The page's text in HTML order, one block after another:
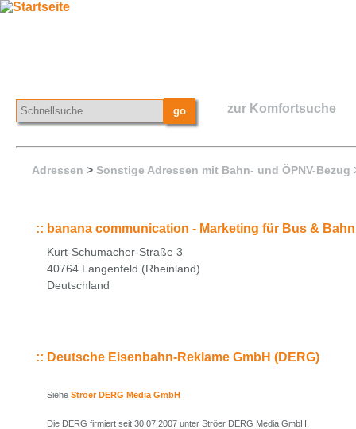
zur Komfortsuche
Adressen > Sonstige Adressen mit Bahn- und ÖPNV-Bezug
:: banana communication - Marketing für Bus & Bahn
Kurt-Schumacher-Straße 3
40764 Langenfeld (Rheinland)
Deutschland
:: Deutsche Eisenbahn-Reklame GmbH (DERG)
Siehe Ströer DERG Media GmbH
Die DERG firmiert seit 30.07.2007 unter Ströer DERG Media GmbH.